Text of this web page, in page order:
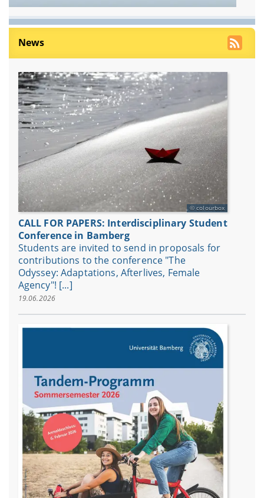
News
colourbox
CALL FOR PAPERS: Interdisciplinary Student
Conference in Bamberg
Students are invited to send in proposals for
contributions to the conference "The
Odyssey: Adaptations, Afterlives, Female
Agency"! [...]
19.06.2026